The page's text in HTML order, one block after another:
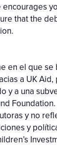
that the
en el que se
a UK
y a una
y no
y